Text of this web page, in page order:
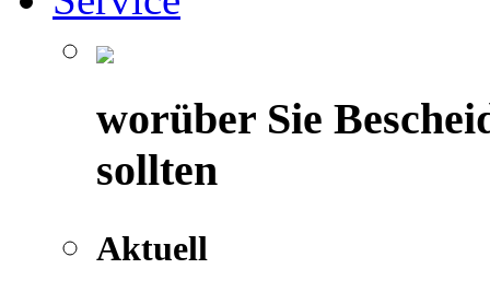
worüber Sie
sollten
Aktuell